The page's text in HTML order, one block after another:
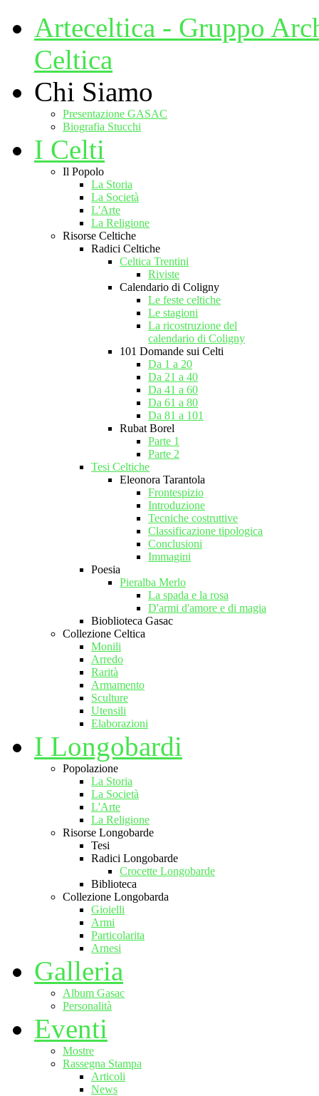
Arteceltica - Gruppo
Celtica
Chi Siamo
Presentazione GASAC
Biografia Stucchi
I Celti
Il Popolo
La Storia
La Società
L'Arte
La Religione
Risorse Celtiche
Radici Celtiche
Celtica Trentini
Riviste
Calendario di Coligny
Le feste celtiche
Le stagioni
La ricostruzione del
calendario di Coligny
101 Domande sui Celti
Da 1 a 20
Da 21 a 40
Da 41 a 60
Da 61 a 80
Da 81 a 101
Rubat Borel
Parte 1
Parte 2
Tesi Celtiche
Eleonora Tarantola
Frontespizio
Introduzione
Tecniche costruttive
Classificazione tipologica
Conclusioni
Immagini
Poesia
Pieralba Merlo
La spada e la rosa
D'armi d'amore e di magia
Bioblioteca Gasac
Collezione Celtica
Monili
Arredo
Rarità
Armamento
Sculture
Utensili
Elaborazioni
I Longobardi
Popolazione
La Storia
La Società
L'Arte
La Religione
Risorse Longobarde
Tesi
Radici Longobarde
Crocette Longobarde
Biblioteca
Collezione Longobarda
Gioielli
Armi
Particolarita
Arnesi
Galleria
Album Gasac
Personalità
Eventi
Mostre
Rassegna Stampa
Articoli
News